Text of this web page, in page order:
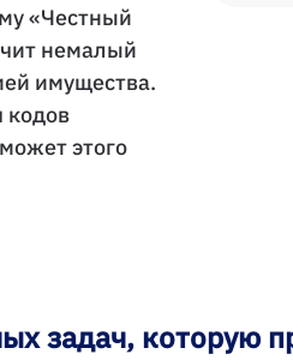
«Честный
немалый
имущества.
кодов
этого
задач, которую